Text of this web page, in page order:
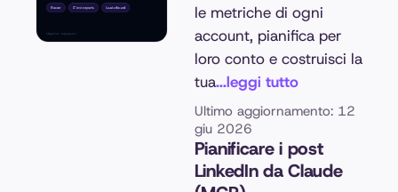
le metriche di ogni
account, pianifica per
loro conto e costruisci la
tua...leggi tutto
Ultimo aggiornamento: 12
giu 2026
Pianificare i post
LinkedIn da Claude